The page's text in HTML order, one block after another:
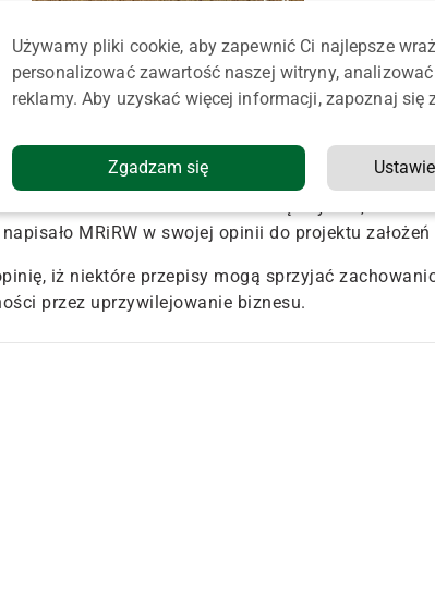
ustawy przepisy wprowadzające ustawę Prawo
gospodarki. Spotkał się z rozbieżnymi
resorty, kwestionując przyjęte w nim założenia.
firm działa uczciwie.
dla zdrowia człowieka i zwierząt wynika, że
MRiRW w swojej opinii do projektu założeń
iż niektóre przepisy mogą sprzyjać
przez uprzywilejowanie biznesu.
Używamy pliki cookie, aby zapewnić Ci najlepsze
personalizować zawartość naszej witryny,
reklamy. Aby uzyskać więcej informacji, zapoznaj się
Zgadzam się